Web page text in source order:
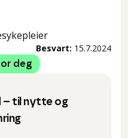
Besvart: 15.7.2024
deg
– til nytte og